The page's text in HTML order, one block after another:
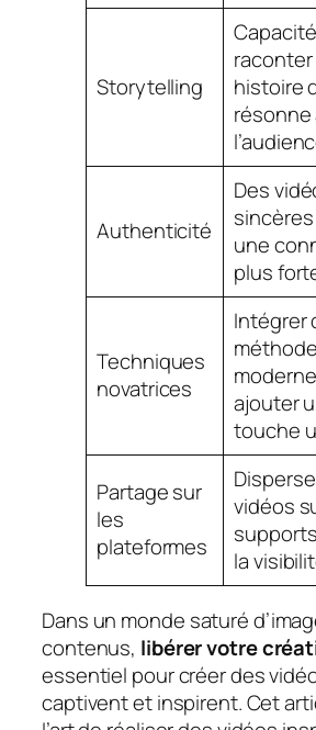
Storytelling
histoire
résonne
Authenticité
Des
une
plus
Techniques
novatrices
Intégrer
ajouter
touche
Partage sur
les
plateformes
vidéos
la
Dans un monde saturé
contenus, libérer votre
essentiel pour créer des
captivent et inspirent. Cet